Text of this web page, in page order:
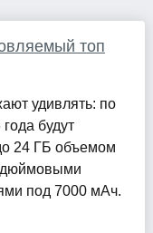
топ
удивлять: по
будут
24 ГБ объемом
дюймовыми
под 7000 мАч.